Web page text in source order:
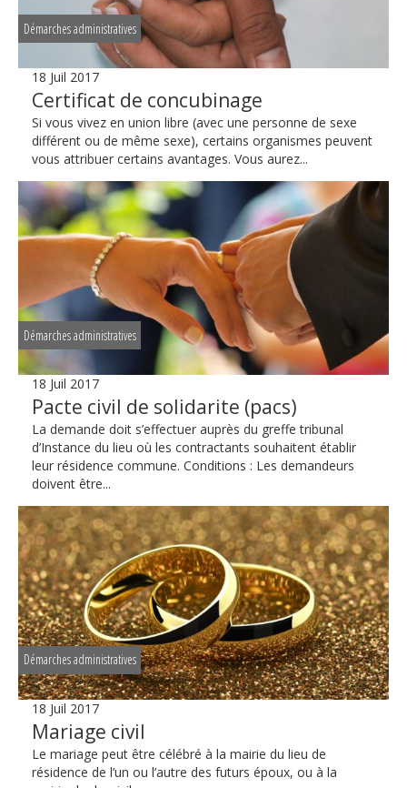
Démarches administratives
18 Juil 2017
Certificat de concubinage
Si vous vivez en union libre (avec une personne de sexe
différent ou de même sexe), certains organismes peuvent
vous attribuer certains avantages. Vous aurez...
Démarches administratives
18 Juil 2017
Pacte civil de solidarite (pacs)
La demande doit s’effectuer auprès du greffe tribunal
d’Instance du lieu où les contractants souhaitent établir
leur résidence commune. Conditions : Les demandeurs
doivent être...
Démarches administratives
18 Juil 2017
Mariage civil
Le mariage peut être célébré à la mairie du lieu de
résidence de l’un ou l’autre des futurs époux, ou à la